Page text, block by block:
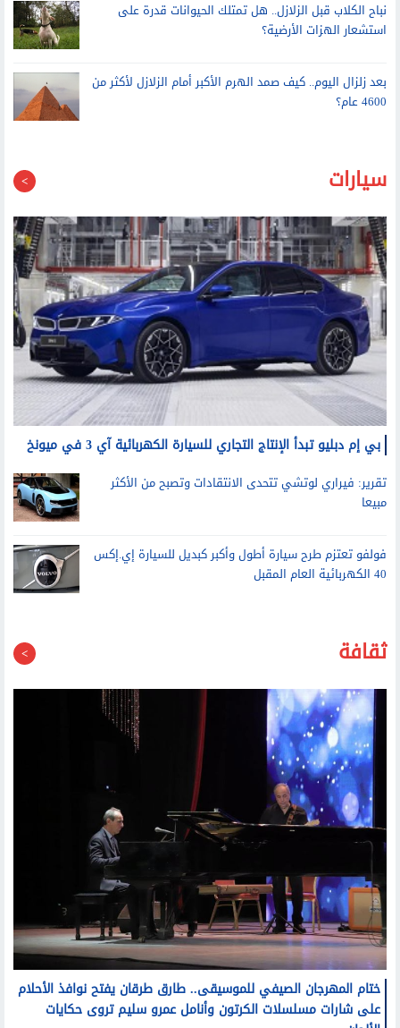
نباح الكلاب قبل الزلازل.. هل تمتلك الحيوانات قدرة على
استشعار الهزات الأرضية؟
بعد زلزال اليوم.. كيف صمد الهرم الأكبر أمام الزلازل لأكثر من
سيارات
بي إم دبليو تبدأ الإنتاج التجاري للسيارة الكهربائية آي 3 في ميونخ
تقرير: فيراري لوتشي تتحدى الانتقادات وتصبح من الأكثر
مبيعا
فولفو تعتزم طرح سيارة أطول وأكبر كبديل للسيارة إي.إكس
ثقافة
ختام المهرجان الصيفي للموسيقى.. طارق طرقان يفتح نوافذ الأحلام